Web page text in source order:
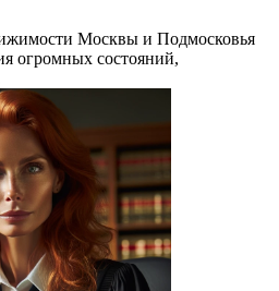
Москвы и Подмосковья
огромных состояний,